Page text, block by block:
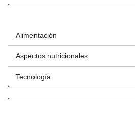
Alimentación
Aspectos nutricionales
Tecnología